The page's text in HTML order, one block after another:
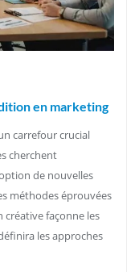
en marketing
carrefour crucial
cherchent
de nouvelles
méthodes éprouvées
façonne les
les approches